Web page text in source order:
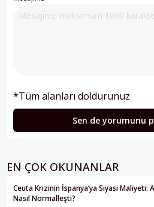
*Tüm alanları doldurunuz
Sen de yorumunu
EN ÇOK OKUNANLAR
Ceuta Krizinin İspanya’ya Siyasi Maliyeti:
Nasıl Normalleşti?